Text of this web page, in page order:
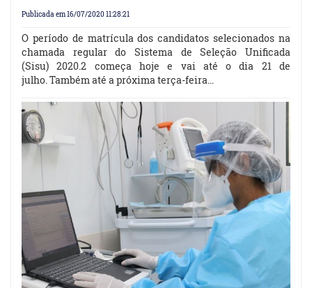
Publicada em 16/07/2020 11:28:21
O período de matrícula dos candidatos selecionados na
chamada regular do Sistema de Seleção Unificada
(Sisu) 2020.2 começa hoje e vai até o dia 21 de
julho. Também até a próxima terça-feira…